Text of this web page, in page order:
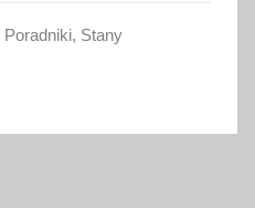
Poradniki, Stany